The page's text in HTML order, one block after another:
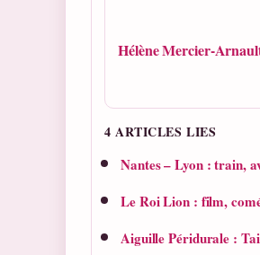
Hélène Mercier-
4 ARTICLES LIES
Nantes – Lyon : train,
Le Roi Lion : film,
Aiguille Péridurale :